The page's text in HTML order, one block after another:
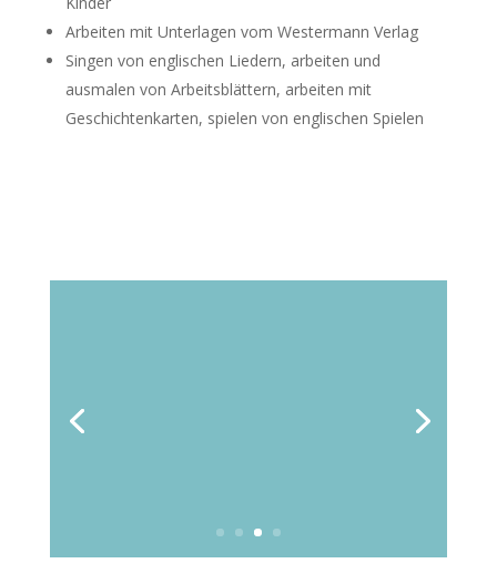
Arbeiten mit Unterlagen vom Westermann Verlag
Singen von englischen Liedern, arbeiten und
ausmalen von Arbeitsblättern, arbeiten mit
Geschichtenkarten, spielen von englischen Spielen